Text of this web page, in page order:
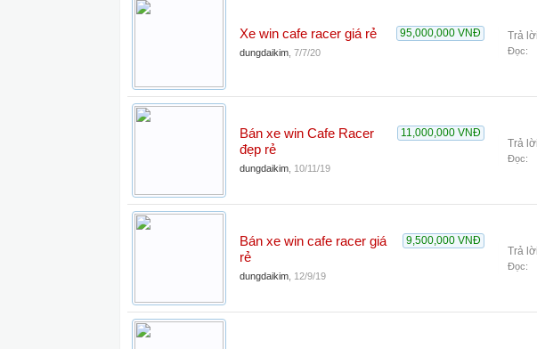
95,000,000 VNĐ
Xe win cafe racer giá rẻ
dungdaikim 7/7/20
Trả
Đọc:
11,000,000 VNĐ
Bán xe win Cafe Racer
đẹp rẻ
dungdaikim 10/11/19
Trả
Đọc:
9,500,000 VNĐ
Bán xe win cafe racer giá
rẻ
dungdaikim 12/9/19
Trả
Đọc: